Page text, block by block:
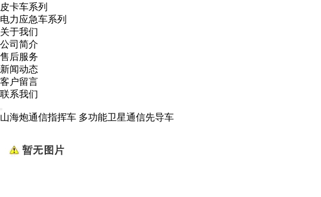
皮卡车系列
电力应急车系列
关于我们
公司简介
售后服务
新闻动态
客户留言
联系我们
山海炮通信指挥车 多功能卫星通信先导车